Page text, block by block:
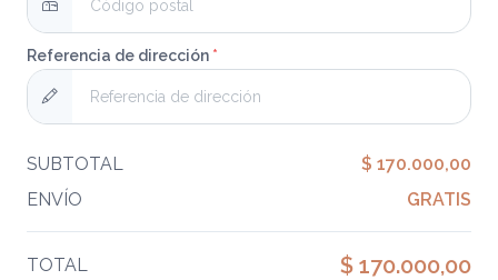
Referencia de dirección *
SUBTOTAL
$ 170.000,00
ENVÍO
GRATIS
TOTAL
$ 170.000,00